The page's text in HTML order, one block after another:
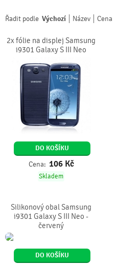
Řadit podle Výchozí Název Cena
2x fólie na displej Samsung
i9301 Galaxy S III Neo
DO KOŠÍKU
Cena: 106 Kč
Skladem
Silikonový obal Samsung
i9301 Galaxy S III Neo -
červený
DO KOŠÍKU